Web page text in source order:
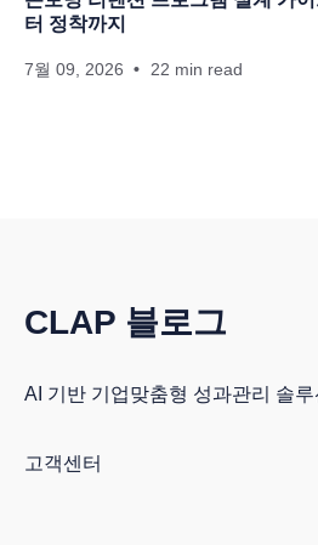
터 정착까지
7월 09, 2026 22 min read
CLAP 블로그
AI 기반 기업맞춤형 성과관리 솔
고객센터